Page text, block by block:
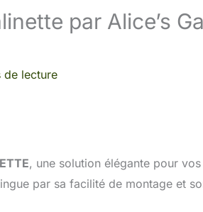
par Alice’s
de lecture
, une solution élégante pour
par sa facilité de montage et